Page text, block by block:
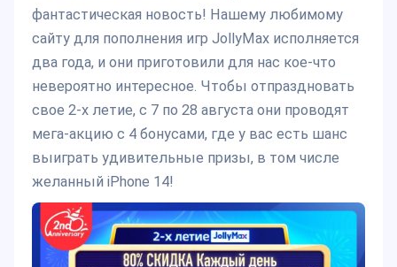
фантастическая новость! Нашему любимому
сайту для пополнения игр JollyMax исполняется
два года, и они приготовили для нас кое-что
невероятно интересное. Чтобы отпраздновать
свое 2-х летие, с 7 по 28 августа они проводят
мега-акцию с 4 бонусами, где у вас есть шанс
выиграть удивительные призы, в том числе
желанный iPhone 14!